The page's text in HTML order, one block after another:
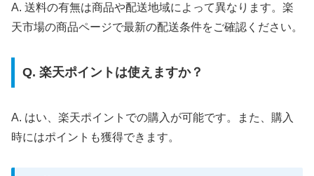
A. 送料の有無は商品や配送地域によって異なります。楽
天市場の商品ページで最新の配送条件をご確認ください。
Q. 楽天ポイントは使えますか？
A. はい、楽天ポイントでの購入が可能です。また、購入
時にはポイントも獲得できます。